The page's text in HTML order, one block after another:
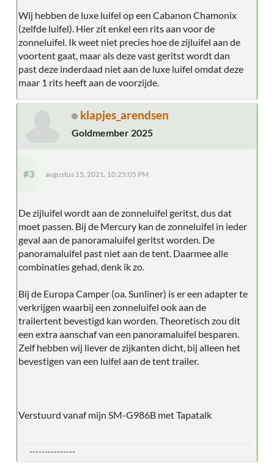
Wij hebben de luxe luifel op een Cabanon Chamonix
(zelfde luifel). Hier zit enkel een rits aan voor de
zonneluifel. Ik weet niet precies hoe de zijluifel aan de
voortent gaat, maar als deze vast geritst wordt dan
past deze inderdaad niet aan de luxe luifel omdat deze
maar 1 rits heeft aan de voorzijde.
klapjes_arendsen
Goldmember 2025
#3 augustus 15, 2021, 10:25:05 PM
De zijluifel wordt aan de zonneluifel geritst, dus dat
moet passen. Bij de Mercury kan de zonneluifel in ieder
geval aan de panoramaluifel geritst worden. De
panoramaluifel past niet aan de tent. Daarmee alle
combinaties gehad, denk ik zo.
Bij de Europa Camper (oa. Sunliner) is er een adapter te
verkrijgen waarbij een zonneluifel ook aan de
trailertent bevestigd kan worden. Theoretisch zou dit
een extra aanschaf van een panoramaluifel besparen.
Zelf hebben wij liever de zijkanten dicht, bij alleen het
bevestigen van een luifel aan de tent trailer.
Verstuurd vanaf mijn SM-G986B met Tapatalk
---------------